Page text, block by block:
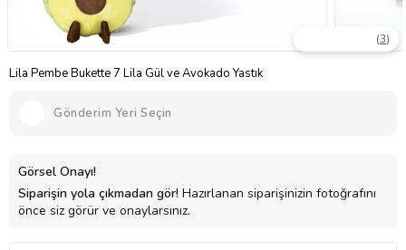
Lila Pembe Bukette 7 Lila Gül ve Avokado Yastık
(3)
Gönderim Yeri Seçin
Görsel Onayı!
Siparişin yola çıkmadan gör! Hazırlanan siparişinizin fotoğrafını
önce siz görür ve onaylarsınız.